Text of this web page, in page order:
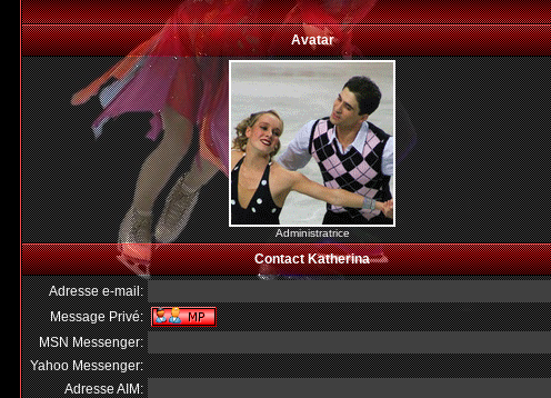
Avatar
Administratrice
Contact Katherina
Adresse e-mail:
Message Privé:
MSN Messenger:
Yahoo Messenger:
Adresse AIM: